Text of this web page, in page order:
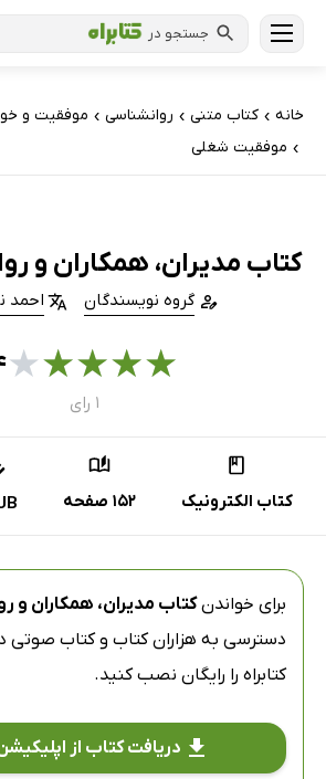
جستجو در
خانه › کتاب‌ متنی › روانشناسی › موفقیت و
› موفقیت شغلی
کتاب مدیران، همکاران و
گروه نویسندگان احمد
★
★
★
★
★
۱ رای
کتاب الکترونیک 152 صفحه
برای خواندنکتاب مدیران، همکاران و
دسترسی به هزاران کتاب و کتاب صوتی
کتابراه را رایگان نصب کنید.
دریافت کتاب از اپلیکیشن